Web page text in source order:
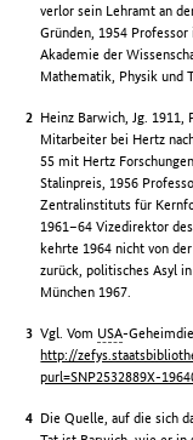
verlor sein Lehramt an
Gründen, 1954
Akademie der
Mathematik, Physik und
Heinz Barwich, Jg.
Mitarbeiter bei Hertz
55 mit Hertz
Stalinpreis, 1956
Zentralinstituts für
1961–64 Vizedirektor
kehrte 1964 nicht von
zurück, politisches Asyl
München 1967.
Vgl. Vom USA-
http://
purl=SNP2532889X-
Die Quelle, auf die sich